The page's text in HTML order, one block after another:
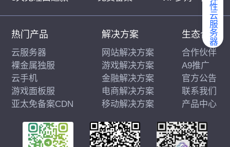
弹性云服务器
热门产品
云服务器
裸金属独服
云手机
游戏面板服
亚太免备案CDN
解决方案
网站解决方案
游戏解决方案
金融解决方案
电商解决方案
移动解决方案
生态合作
合作伙伴
A9推广
官方公告
联系我们
产品中心